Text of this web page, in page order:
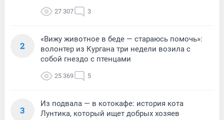
27 307 3
2
«Вижу животное в беде — стараюсь помочь»:
волонтер из Кургана три недели возила с
собой гнездо с птенцами
25 369 5
3
Из подвала — в котокафе: история кота
Лунтика, который ищет добрых хозяев